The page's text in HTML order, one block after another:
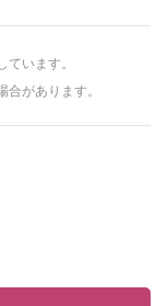
います。
があります。